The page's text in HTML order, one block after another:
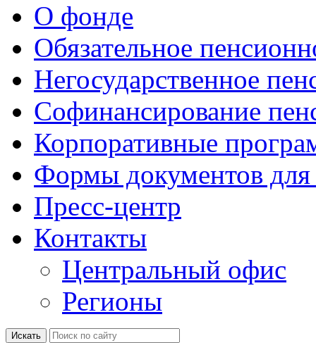
О фонде
Обязательное
Негосударственное
Софинансирование
Корпоративные
Формы документов для
Пресс-центр
Контакты
Центральный офис
Регионы